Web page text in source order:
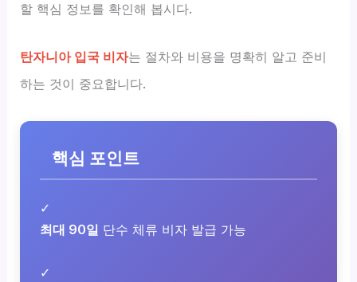
할 핵심 정보를 확인해 봅시다.
탄자니아 입국 비자는 절차와 비용을 명확히 알고 준비
하는 것이 중요합니다.
핵심 포인트
✓
최대 90일 단수 체류 비자 발급 가능
✓